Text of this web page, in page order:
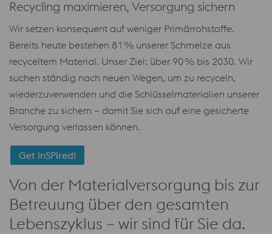
Recycling maximieren, Versorgung sichern
Wir setzen konsequent auf weniger Primärrohstoffe.
Bereits heute bestehen 81 % unserer Schmelze aus
recyceltem Material. Unser Ziel: über 90 % bis 2030. Wir
suchen ständig nach neuen Wegen, um zu recyceln,
wiederzuverwenden und die Schlüsselmaterialien unserer
Branche zu sichern – damit Sie sich auf eine gesicherte
Versorgung verlassen können.
Get inSPired!
Von der Materialversorgung bis zur
Betreuung über den gesamten
Lebenszyklus – wir sind für Sie da.